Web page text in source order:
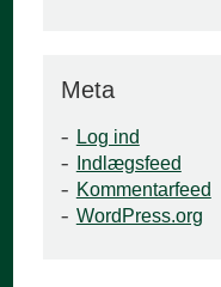
Meta
Log ind
Indlægsfeed
Kommentarfeed
WordPress.org